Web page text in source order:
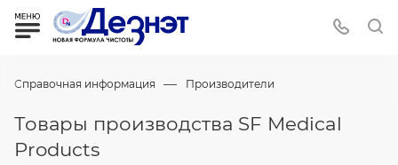
Справочная информация — Производители
Товары производства SF Medical
Products